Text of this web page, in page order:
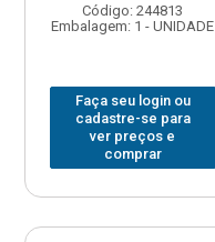
Código: 244813
Embalagem: 1 - UNIDADE
Faça seu login ou
cadastre-se para
ver preços e
comprar